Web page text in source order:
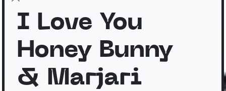
I Love You
Honey Bunny
& Marjari